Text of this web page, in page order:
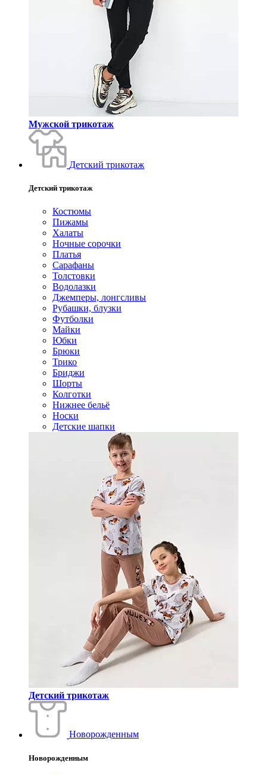
Мужской трикотаж
Детский трикотаж
Детский трикотаж
Костюмы
Пижамы
Халаты
Ночные сорочки
Платья
Сарафаны
Толстовки
Водолазки
Джемперы, лонгсливы
Рубашки, блузки
Футболки
Майки
Юбки
Брюки
Трико
Бриджи
Шорты
Колготки
Нижнее бельё
Носки
Детские шапки
Детский трикотаж
Новорожденным
Новорожденным